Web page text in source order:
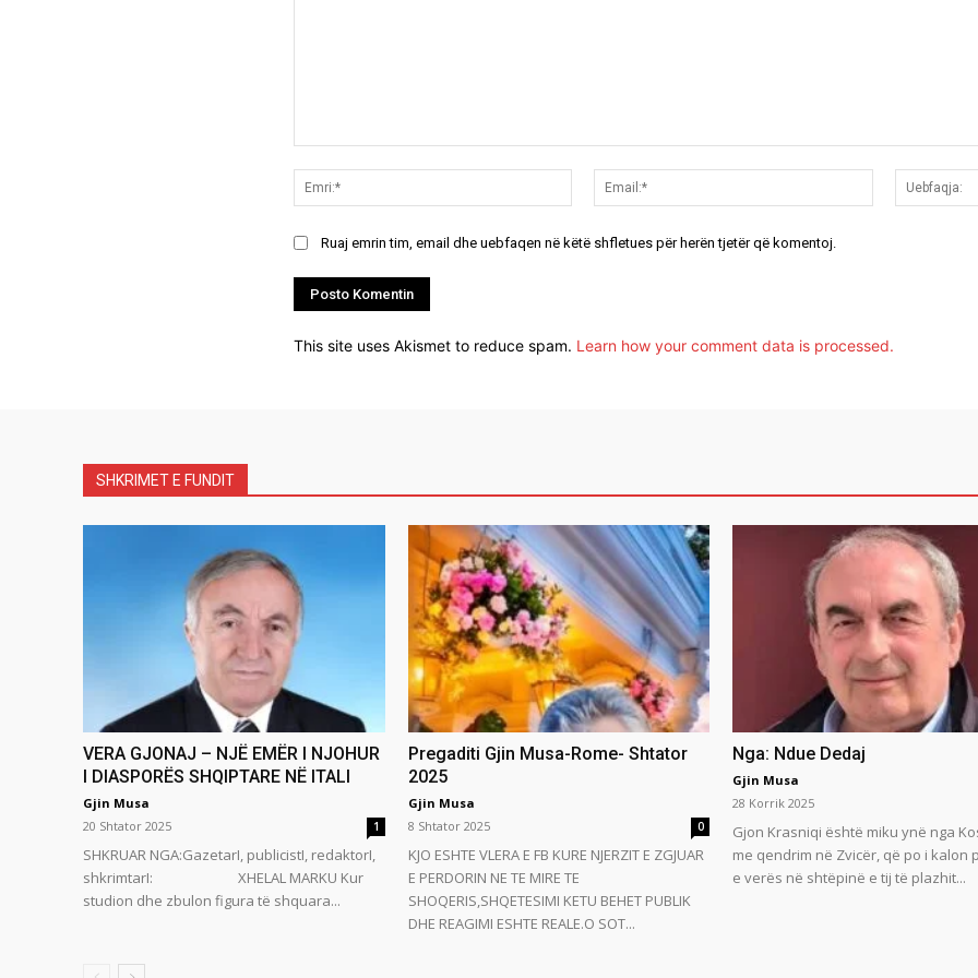
Emri:*
Email:*
Ruaj emrin tim, email dhe uebfaqen në këtë shfletues për herën tjetër që komentoj.
This site uses Akismet to reduce spam. Learn how your comment data is processed.
SHKRIMET E FUNDIT
VERA GJONAJ – NJË EMËR I NJOHUR
I DIASPORËS SHQIPTARE NË ITALI
Gjin Musa
20 Shtator 2025
1
SHKRUAR NGA:GazetarI, publicistI, redaktorI,
shkrimtarI: XHELAL MARKU Kur
studion dhe zbulon figura të shquara...
Pregaditi Gjin Musa-Rome- Shtator
2025
Gjin Musa
8 Shtator 2025
0
KJO ESHTE VLERA E FB KURE NJERZIT E ZGJUAR
E PERDORIN NE TE MIRE TE
SHOQERIS,SHQETESIMI KETU BEHET PUBLIK
DHE REAGIMI ESHTE REALE.O SOT...
Nga: Ndue Dedaj
Gjin Musa
28 Korrik 2025
Gjon Krasniqi është miku ynë nga
me qendrim në Zvicër, që po i kalon
e verës në shtëpinë e tij të plazhit...